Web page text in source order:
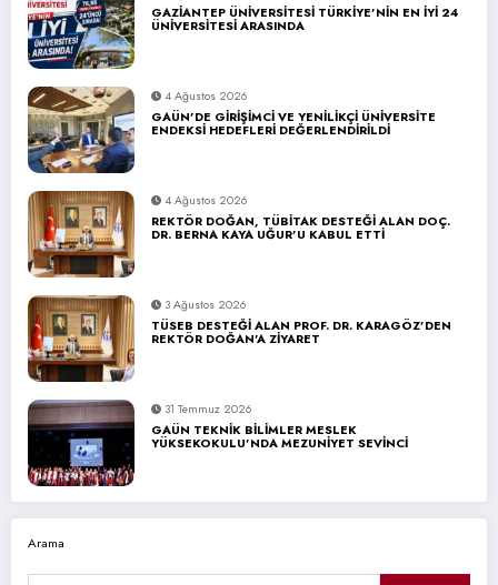
GAZİANTEP ÜNİVERSİTESİ TÜRKİYE’NİN EN İYİ 24
ÜNİVERSİTESİ ARASINDA
4 Ağustos 2026
GAÜN’DE GİRİŞİMCİ VE YENİLİKÇİ ÜNİVERSİTE
ENDEKSİ HEDEFLERİ DEĞERLENDİRİLDİ
4 Ağustos 2026
REKTÖR DOĞAN, TÜBİTAK DESTEĞİ ALAN DOÇ.
DR. BERNA KAYA UĞUR’U KABUL ETTİ
3 Ağustos 2026
TÜSEB DESTEĞİ ALAN PROF. DR. KARAGÖZ’DEN
REKTÖR DOĞAN’A ZİYARET
31 Temmuz 2026
GAÜN TEKNİK BİLİMLER MESLEK
YÜKSEKOKULU’NDA MEZUNİYET SEVİNCİ
Arama